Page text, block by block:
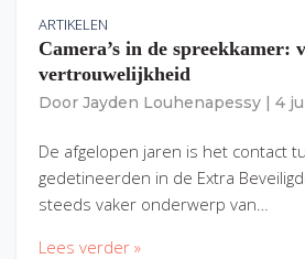
ARTIKELEN
Camera’s in de spreekkamer:
vertrouwelijkheid
Door Jayden Louhenapessy 4
De afgelopen jaren is het contact
gedetineerden in de Extra
steeds vaker onderwerp van…
Lees verder »